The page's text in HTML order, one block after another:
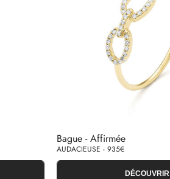
Bague - Affirmée
AUDACIEUSE - 935€
DÉCOUVRIR